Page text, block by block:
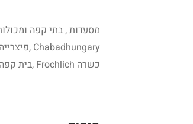
כשרה Frochlich ,בית קפה נלסון הכשר Nelson ,בית הקפה הכשר Zenit ,בית הקפה הכשר Kamara ועוד .